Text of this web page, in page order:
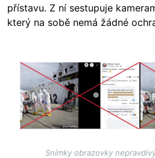
přístavu. Z ní sestupuje
který na sobě nemá žádné
Image
Snímky obrazovky